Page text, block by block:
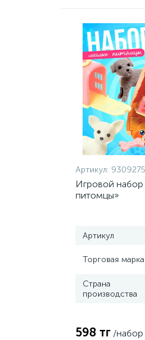
Артикул: 9309275
Игровой
питомцы»
Артикул
Торговая марка
Страна
производства
598 тг /набор